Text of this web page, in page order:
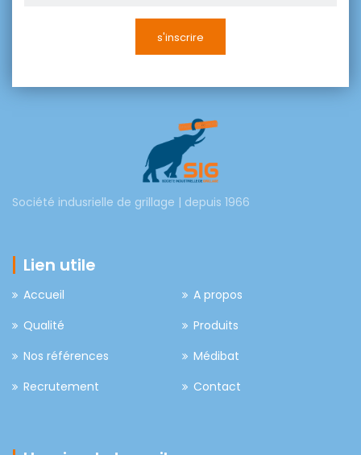
Société indusrielle de grillage | depuis 1966
Lien utile
Accueil
A propos
Qualité
Produits
Nos références
Médibat
Recrutement
Contact